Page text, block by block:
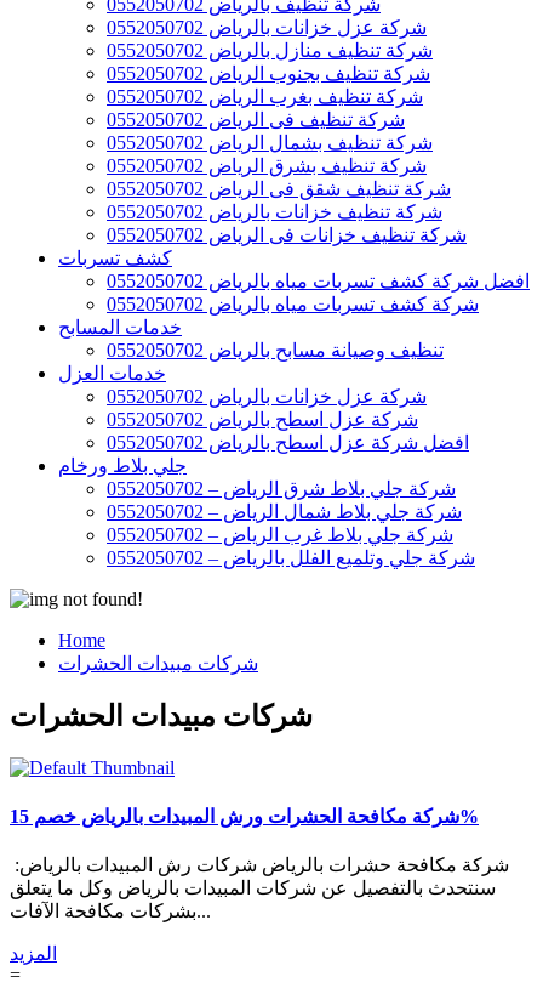
شركة تنظيف بالرياض 0552050702
شركة عزل خزانات بالرياض 0552050702
شركة تنظيف منازل بالرياض 0552050702
شركة تنظيف بجنوب الرياض 0552050702
شركة تنظيف بغرب الرياض 0552050702
شركة تنظيف فى الرياض 0552050702
شركة تنظيف بشمال الرياض 0552050702
شركة تنظيف بشرق الرياض 0552050702
شركة تنظيف شقق فى الرياض 0552050702
شركة تنظيف خزانات بالرياض 0552050702
شركة تنظيف خزانات فى الرياض 0552050702
كشف تسربات
افضل شركة كشف تسربات مياه بالرياض 0552050702
شركة كشف تسربات مياه بالرياض 0552050702
خدمات المسابح
تنظيف وصيانة مسابح بالرياض 0552050702
خدمات العزل
شركة عزل خزانات بالرياض 0552050702
شركة عزل اسطح بالرياض 0552050702
افضل شركة عزل اسطح بالرياض 0552050702
جلي بلاط ورخام
شركة جلي بلاط شرق الرياض – 0552050702
شركة جلي بلاط شمال الرياض – 0552050702
شركة جلي بلاط غرب الرياض – 0552050702
شركة جلي وتلميع الفلل بالرياض – 0552050702
Home
شركات مبيدات الحشرات
شركات مبيدات الحشرات
شركة مكافحة الحشرات ورش المبيدات بالرياض خصم 15%
سنتحدث بالتفصيل عن شركات المبيدات بالرياض وكل ما يتعلق
بشركات مكافحة الآفات...
المزيد
=